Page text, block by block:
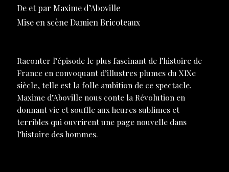
De et par Maxime d’Aboville
Mise en scène Damien Bricoteaux
Raconter l’épisode le plus fascinant de l’histoire de
France en convoquant d’illustres plumes du XIXe
siècle, telle est la folle ambition de ce spectacle.
Maxime d’Aboville nous conte la Révolution en
donnant vie et souffle aux heures sublimes et
terribles qui ouvrirent une page nouvelle dans
l’histoire des hommes.